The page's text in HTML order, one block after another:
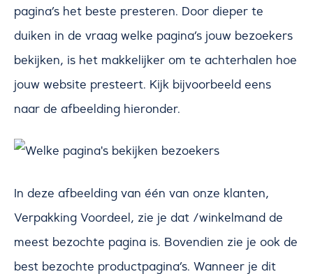
pagina’s het beste presteren. Door dieper te
duiken in de vraag welke pagina’s jouw bezoekers
bekijken, is het makkelijker om te achterhalen hoe
jouw website presteert. Kijk bijvoorbeeld eens
naar de afbeelding hieronder.
In deze afbeelding van één van onze klanten,
Verpakking Voordeel, zie je dat /winkelmand de
meest bezochte pagina is. Bovendien zie je ook de
best bezochte productpagina’s. Wanneer je dit